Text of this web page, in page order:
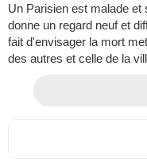
Un Parisien est malade et
donne un regard neuf et
fait d'envisager la mort
des autres et celle de la